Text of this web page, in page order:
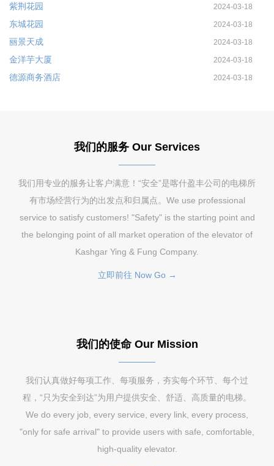
紫荆花园 2024-03-18
东城花园 2024-03-18
丽景天成 2024-03-18
金洋芋大厦 2024-03-18
德源商务酒店 2024-03-18
我们的服务 Our Services
我们用专业的服务让客户满意！“安全”是喀什盈丰公司的电梯所
有市场经营行为的出发点和归属点。We use professional
service to satisfy customers! "Safety" is the starting point and
the belonging point of all market operation of the elevator of
Kashgar Ying & Fung Company.
立即前往 Now Go →
我们的使命 Our Mission
我们认真做好每项工作、每项服务，夯实每个环节、每个过
程，“只为安全到达”为用户提供安全、舒适、高质量的电梯。
We do every job, every service, every link, every process,
"only for safe arrival" to provide users with safe, comfortable,
high-quality elevator.